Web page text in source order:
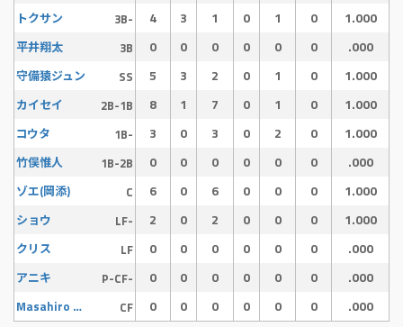
トクサン 3B- 4 3 1 0 1 0 1.000
平井翔太 3B 0 0 0 0 0 0 .000
守備猿ジュン SS 5 3 2 0 1 0 1.000
カイセイ 2B-1B 8 1 7 0 1 0 1.000
コウタ 1B- 3 0 3 0 2 0 1.000
竹俣惟人 1B-2B 0 0 0 0 0 0 .000
ゾエ(岡添) C 6 0 6 0 0 0 1.000
ショウ LF- 2 0 2 0 0 0 1.000
クリス LF 0 0 0 0 0 0 .000
アニキ P-CF- 0 0 0 0 0 0 .000
Masahiro Kono CF 0 0 0 0 0 0 .000